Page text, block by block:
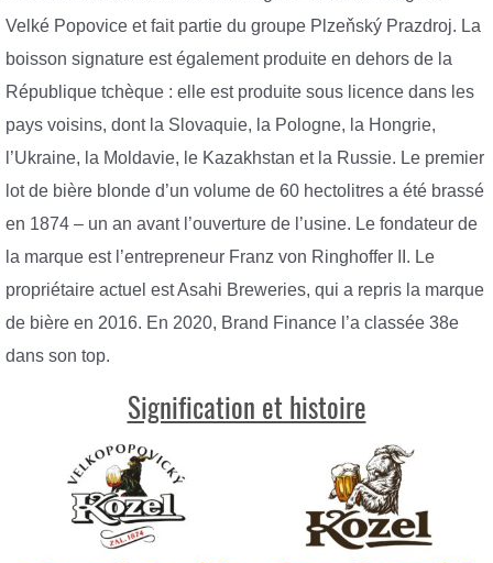
Velké Popovice et fait partie du groupe Plzeňský Prazdroj. La
boisson signature est également produite en dehors de la
République tchèque : elle est produite sous licence dans les
pays voisins, dont la Slovaquie, la Pologne, la Hongrie,
l’Ukraine, la Moldavie, le Kazakhstan et la Russie. Le premier
lot de bière blonde d’un volume de 60 hectolitres a été brassé
en 1874 – un an avant l’ouverture de l’usine. Le fondateur de
la marque est l’entrepreneur Franz von Ringhoffer II. Le
propriétaire actuel est Asahi Breweries, qui a repris la marque
de bière en 2016. En 2020, Brand Finance l’a classée 38e
dans son top.
Signification et histoire